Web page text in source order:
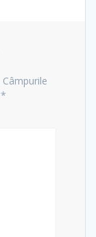
Câmpurile
*